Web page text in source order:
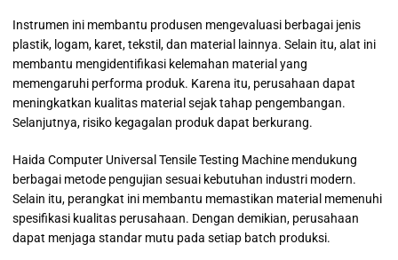
Instrumen ini membantu produsen mengevaluasi berbagai jenis
plastik, logam, karet, tekstil, dan material lainnya. Selain itu, alat ini
membantu mengidentifikasi kelemahan material yang
memengaruhi performa produk. Karena itu, perusahaan dapat
meningkatkan kualitas material sejak tahap pengembangan.
Selanjutnya, risiko kegagalan produk dapat berkurang.
Haida Computer Universal Tensile Testing Machine mendukung
berbagai metode pengujian sesuai kebutuhan industri modern.
Selain itu, perangkat ini membantu memastikan material memenuhi
spesifikasi kualitas perusahaan. Dengan demikian, perusahaan
dapat menjaga standar mutu pada setiap batch produksi.